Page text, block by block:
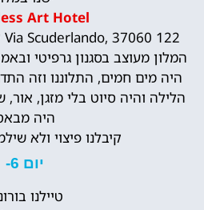
Art Hotel
122 Via Scuderlando, 37060 קסטל ד'אצאנו, איטליה
המלון מעוצב בסגנון גרפיטי
היה מים חמים, התלוננו וזה
הלילה והיה סיוט בלי מזגן,
היה
קיבלנו פיצוי ולא
יום 6-
טיילנו